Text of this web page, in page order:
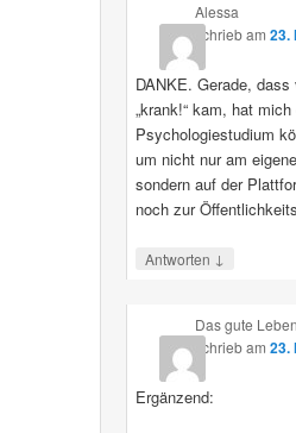
Alessa
schriebam 23.
DANKE. Gerade,
„krank!“ kam, hat
Psychologiestudium
um nicht nur am
sondern auf der
noch zur
Antworten ↓
Das gute Leben
schriebam 23.
Ergänzend: